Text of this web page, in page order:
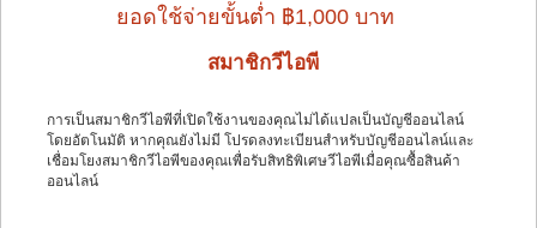
อุปกรณ์นกและอื่น ๆ> ของเล่น
นก
ยอดใช้จ่ายขั้นต่ำ ฿1,000 บาท
สมาชิกวีไอพี
การเป็นสมาชิกวีไอพีที่เปิดใช้งานของคุณไม่ได้แปลเป็นบัญชีออนไลน์
โดยอัตโนมัติ หากคุณยังไม่มี โปรดลงทะเบียนสำหรับบัญชีออนไลน์และ
เชื่อมโยงสมาชิกวีไอพีของคุณเพื่อรับสิทธิพิเศษวีไอพีเมื่อคุณซื้อสินค้า
ออนไลน์